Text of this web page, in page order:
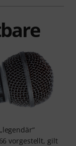
vorgestellt, gilt